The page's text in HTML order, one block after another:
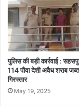
पुलिस की बड़ी कार्रवाई :
114 पौवा देशी अवैध शराब
गिरफ्तार
May 19, 2025